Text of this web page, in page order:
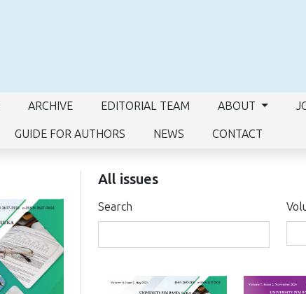
ARCHIVE EDITORIAL TEAM ABOUT
GUIDE FOR AUTHORS NEWS CONTACT
All issues
Search